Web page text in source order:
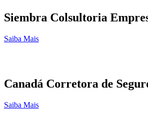
Siembra Colsultoria
Saiba Mais
Canadá Corretora de
Saiba Mais